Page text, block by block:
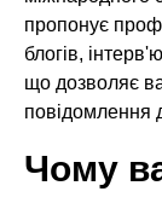
пропонує
блогів,
що дозволяє
повідомлення
Чому